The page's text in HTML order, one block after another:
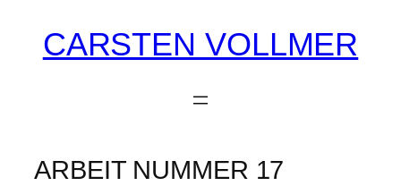
InhaltCARSTEN VOLLMER
ARBEIT NUMMER 17